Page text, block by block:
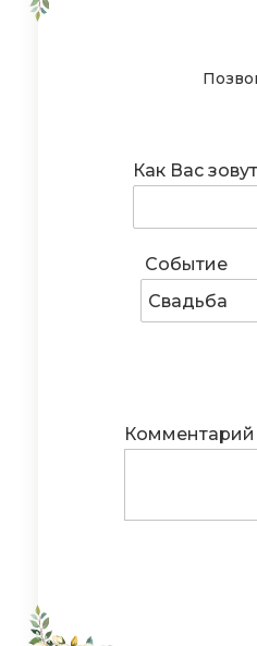
Как Вас
Событие
Свадьба
Комментарий